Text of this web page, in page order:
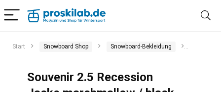
Start Snowboard Shop Snowboard-Bekleidung
Souvenir 2.5 Recession